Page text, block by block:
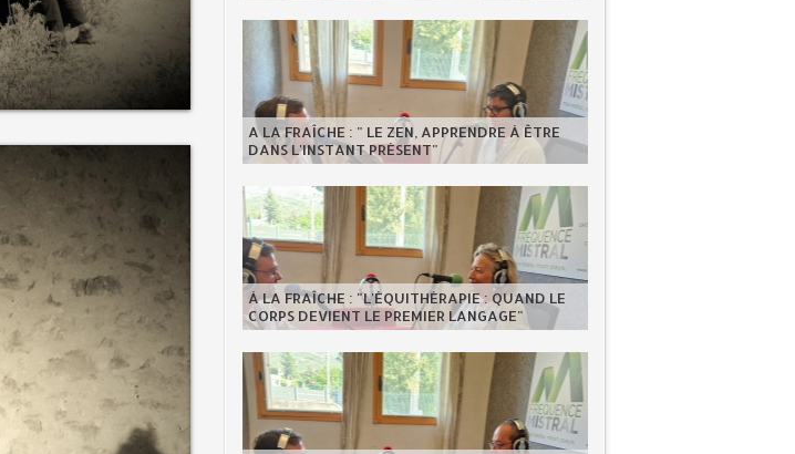
A LA FRAÎCHE : " LE ZEN, APPRENDRE À ÊTRE
DANS L'INSTANT PRÉSENT"
À LA FRAÎCHE : "L'ÉQUITHÉRAPIE : QUAND LE
CORPS DEVIENT LE PREMIER LANGAGE"